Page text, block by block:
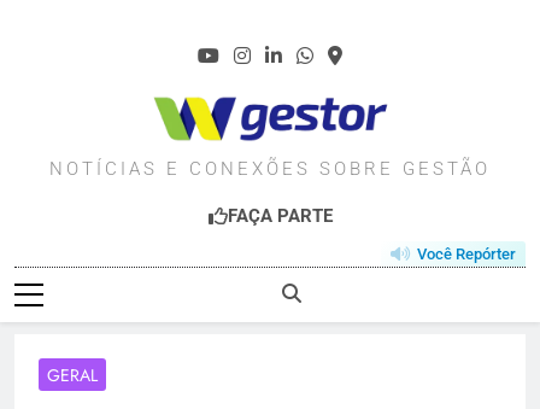
WGESTOR.COM.BR
NOTÍCIAS E CONEXÕES SOBRE GESTÃO
FAÇA PARTE
Você Repórter
GERAL